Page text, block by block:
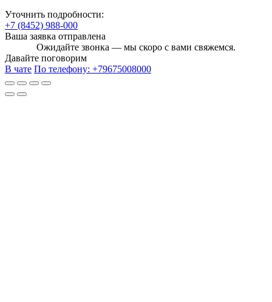
Уточнить подробности:
+7 (8452) 988-000
Ваша заявка отправлена
Ожидайте звонка — мы скоро с вами свяжемся.
Давайте поговорим
В чате По телефону: +79675008000